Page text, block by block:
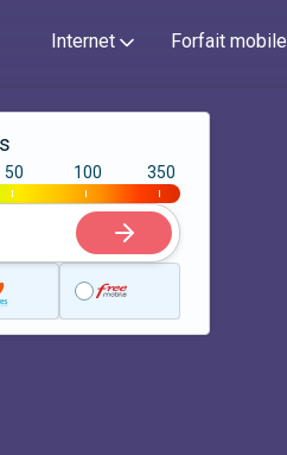
Internet Forfait mobile
|
50
|
100
|
350